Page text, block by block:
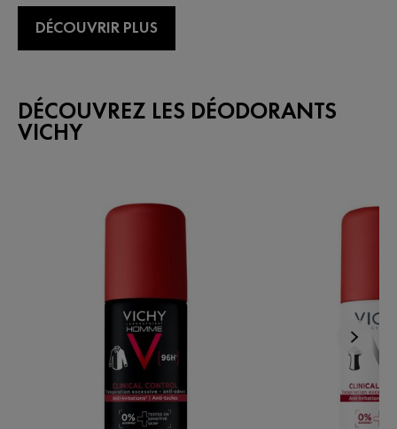
DÉCOUVRIR PLUS
DÉCOUVREZ LES DÉODORANTS
VICHY